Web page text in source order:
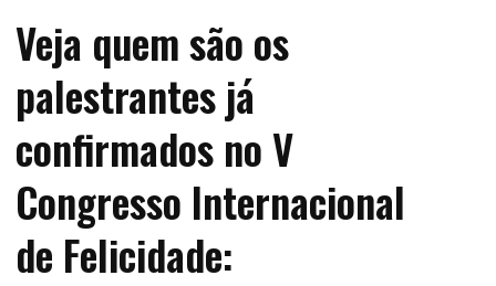
Veja quem são os
palestrantes já
confirmados no V
Congresso Internacional
de Felicidade: